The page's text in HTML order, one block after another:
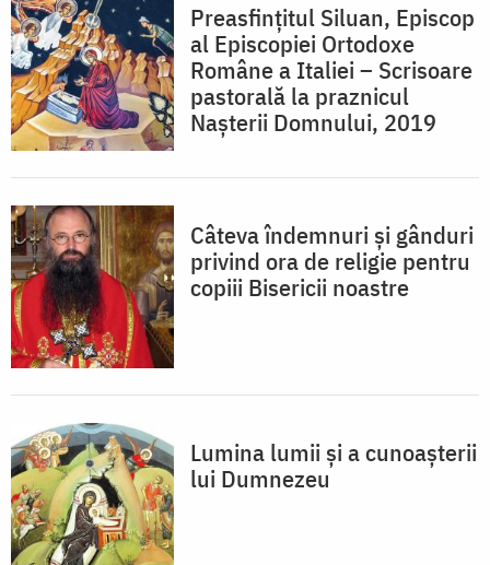
Preasfințitul Siluan, Episcop
al Episcopiei Ortodoxe
Române a Italiei – Scrisoare
pastorală la praznicul
Nașterii Domnului, 2019
Câteva îndemnuri și gânduri
privind ora de religie pentru
copiii Bisericii noastre
Lumina lumii şi a cunoaşterii
lui Dumnezeu